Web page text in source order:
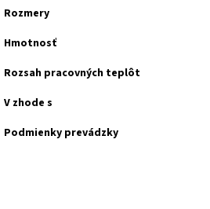
Rozmery
Hmotnosť
Rozsah pracovných teplôt
V zhode s
Podmienky prevádzky